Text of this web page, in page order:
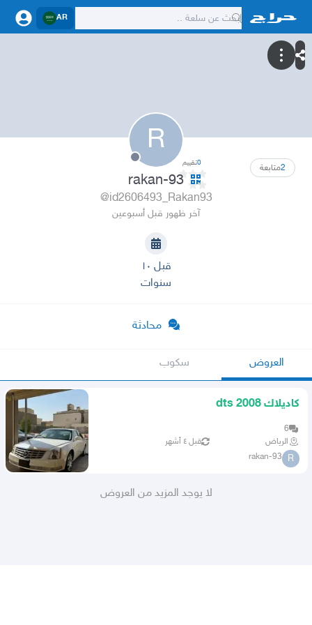
AR
R
2متابعة 0تقييم
rakan-93
@id2606493_Rakan93
آخر ظهور قبل أسبوعين
قبل ١٠
سنوات
محادثة
العروض سكوب
كاديلاك 2008 dts
6
الرياض
قبل ٤ أشهر
R
rakan-93
لا يوجد المزيد من العروض